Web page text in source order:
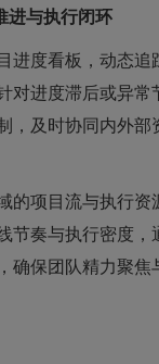
进与执行闭环
进度看板，动态追
对进度滞后或异常
，及时协同内外部
的项目流与执行资
节奏与执行密度，
确保团队精力聚焦